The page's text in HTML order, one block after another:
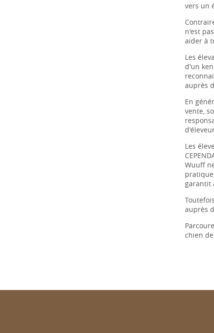
vers un
n'est
aider à
Les
d'un
auprès
En
vente,
Les
Wuuff
garantit
auprès
chien